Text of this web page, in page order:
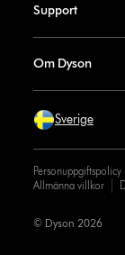
Support
Om Dyson
Sverige
Personuppgiftspolicy
Allmänna villkor
© Dyson 2026